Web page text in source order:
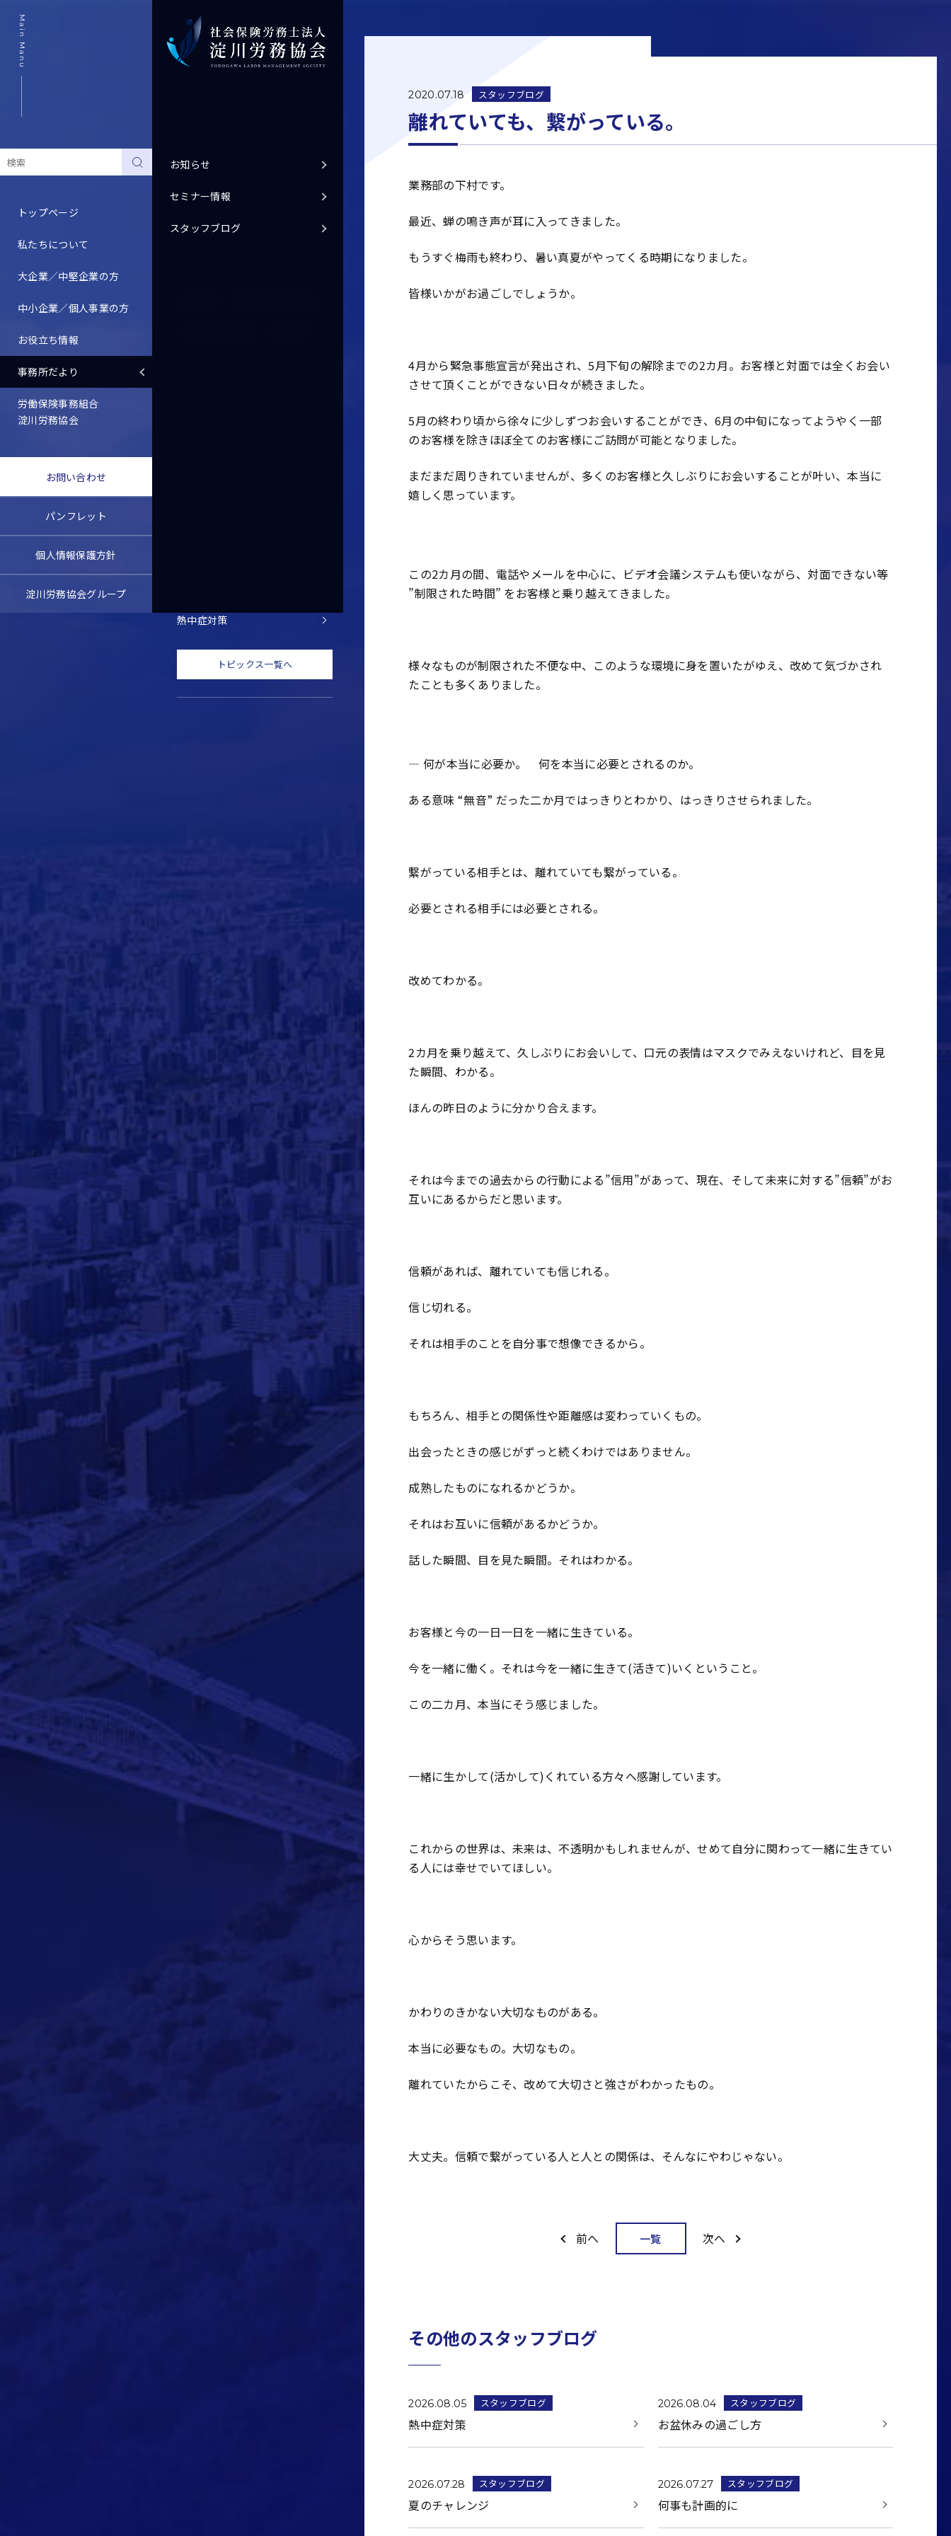
Main Manu
トップページ
私たちについて
大企業／中堅企業の方
中小企業／個人事業の方
お役立ち情報
事務所だより
お知らせ
セミナー情報
スタッフブログ
労働保険事務組合
淀川労務協会
お問い合わせ
パンフレット
個人情報保護方針
淀川労務協会グループ
熱中症対策
トピックス一覧へ
2020.07.18 スタッフブログ
離れていても、繋がっている。
業務部の下村です。
最近、蝉の鳴き声が耳に入ってきました。
もうすぐ梅雨も終わり、暑い真夏がやってくる時期になりました。
皆様いかがお過ごしでしょうか。
4月から緊急事態宣言が発出され、5月下旬の解除までの2カ月。お客様と対面では全くお会い
させて頂くことができない日々が続きました。
5月の終わり頃から徐々に少しずつお会いすることができ、 6月の中旬になってようやく一部
のお客様を除きほぼ全てのお客様にご訪問が可能となりました。
まだまだ周りきれていませんが、多くのお客様と久しぶりにお会いすることが叶い、本当に
嬉しく思っています。
この2カ月の間、電話やメールを中心に、ビデオ会議システムも使いながら、対面できない等
”制限された時間” をお客様と乗り越えてきました。
様々なものが制限された不便な中、このような環境に身を置いたがゆえ、改めて気づかされ
たことも多くありました。
― 何が本当に必要か。 何を本当に必要とされるのか。
ある意味 “無音” だった二か月ではっきりとわかり、はっきりさせられました。
繋がっている相手とは、離れていても繋がっている。
必要とされる相手には必要とされる。
改めてわかる。
2カ月を乗り越えて、久しぶりにお会いして、口元の表情はマスクでみえないけれど、目を見
た瞬間、わかる。
ほんの昨日のように分かり合えます。
それは今までの過去からの行動による”信用”があって、現在、そして未来に対する”信頼”がお
互いにあるからだと思います。
信頼があれば、離れていても信じれる。
信じ切れる。
それは相手のことを自分事で想像できるから。
もちろん、相手との関係性や距離感は変わっていくもの。
出会ったときの感じがずっと続くわけではありません。
成熟したものになれるかどうか。
それはお互いに信頼があるかどうか。
話した瞬間、目を見た瞬間。それはわかる。
お客様と今の一日一日を一緒に生きている。
今を一緒に働く。それは今を一緒に生きて(活きて)いくということ。
この二カ月、本当にそう感じました。
一緒に生かして(活かして)くれている方々へ感謝しています。
これからの世界は、未来は、不透明かもしれませんが、せめて自分に関わって一緒に生きてい
る人には幸せでいてほしい。
心からそう思います。
かわりのきかない大切なものがある。
本当に必要なもの。大切なもの。
離れていたからこそ、改めて大切さと強さがわかったもの。
大丈夫。信頼で繋がっている人と人との関係は、そんなにやわじゃない。
前へ 一覧 次へ
その他のスタッフブログ
2026.08.05 スタッフブログ
熱中症対策
2026.08.04 スタッフブログ
お盆休みの過ごし方
2026.07.28 スタッフブログ
夏のチャレンジ
2026.07.27 スタッフブログ
何事も計画的に